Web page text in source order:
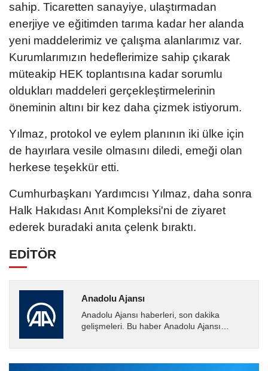
sahip. Ticaretten sanayiye, ulaştırmadan
enerjiye ve eğitimden tarıma kadar her alanda
yeni maddelerimiz ve çalışma alanlarımız var.
Kurumlarımızın hedeflerimize sahip çıkarak
müteakip HEK toplantısına kadar sorumlu
oldukları maddeleri gerçekleştirmelerinin
öneminin altını bir kez daha çizmek istiyorum.
Yılmaz, protokol ve eylem planının iki ülke için
de hayırlara vesile olmasını diledi, emeği olan
herkese teşekkür etti.
Cumhurbaşkanı Yardımcısı Yılmaz, daha sonra
Halk Hakıdası Anıt Kompleksi'ni de ziyaret
ederek buradaki anıta çelenk bıraktı.
EDİTÖR
Anadolu Ajansı
Anadolu Ajansı haberleri, son dakika
gelişmeleri. Bu haber Anadolu Ajansı
tarafından geçilen tüm...